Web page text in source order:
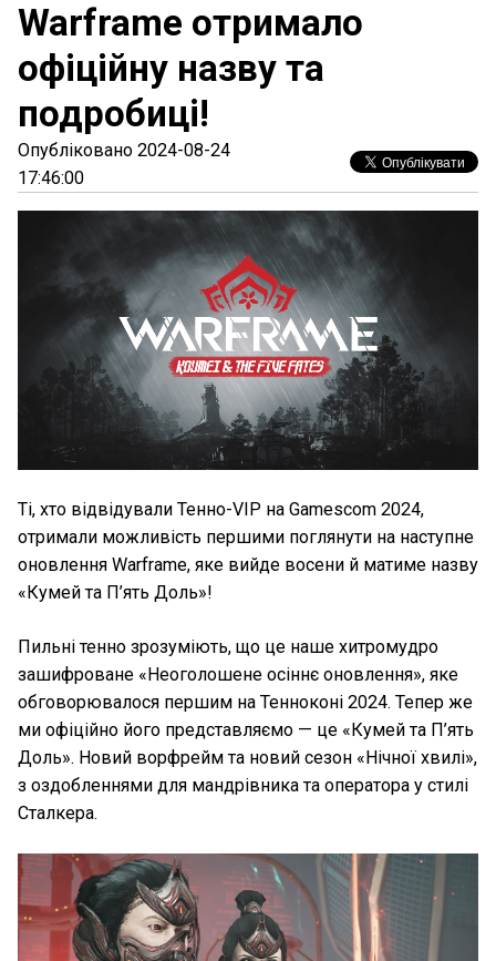
Warframe отримало
офіційну назву та
подробиці!
Опубліковано 2024-08-24
17:46:00
Ті, хто відвідували Тенно-VIP на Gamescom 2024,
отримали можливість першими поглянути на наступне
оновлення Warframe, яке вийде восени й матиме назву
«Кумей та П’ять Доль»!
Пильні тенно зрозуміють, що це наше хитромудро
зашифроване «Неоголошене осіннє оновлення», яке
обговорювалося першим на Тенноконі 2024. Тепер же
ми офіційно його представляємо — це «Кумей та П’ять
Доль». Новий ворфрейм та новий сезон «Нічної хвилі»,
з оздобленнями для мандрівника та оператора у стилі
Сталкера.